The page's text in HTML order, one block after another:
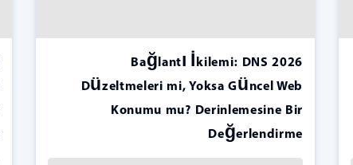
2026 Bağlantı İkilemi: DNS
Düzeltmeleri mi, Yoksa Güncel Web
Konumu mu? Derinlemesine Bir
Değerlendirme